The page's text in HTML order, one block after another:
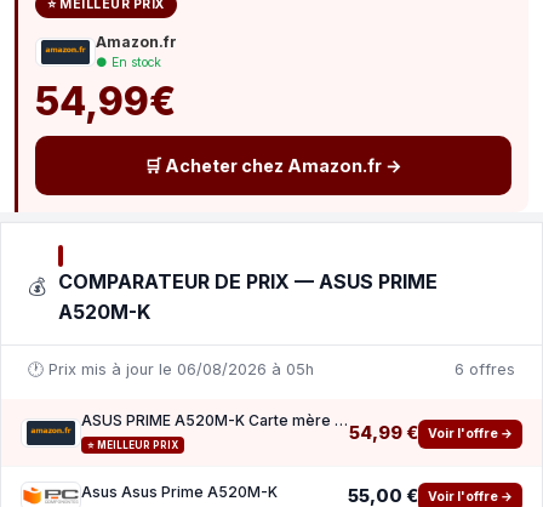
⭐ MEILLEUR PRIX
Amazon.fr
● En stock
54,99€
🛒 Acheter chez Amazon.fr →
💰 COMPARATEUR DE PRIX — ASUS PRIME
A520M-K
🕐 Prix mis à jour le 06/08/2026 à 05h 6 offres
ASUS PRIME A520M-K Carte mère AMD A520 Ryzen AM4 micro ATX (M.2, 1 Gb Ethernet, HDMI D-Sub
⭐ MEILLEUR PRIX
54,99 € Voir l'offre →
Asus Asus Prime A520M-K 55,00 € Voir l'offre →